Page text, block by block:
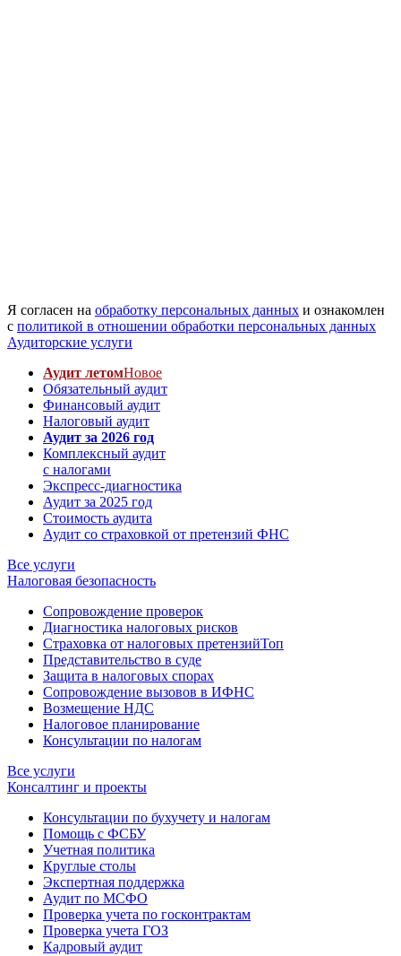
Я согласен на обработку персональных данных и ознакомлен
с политикой в отношении обработки персональных данных
Аудиторские услуги
Аудит летомНовое
Обязательный аудит
Финансовый аудит
Налоговый аудит
Аудит за 2026 год
Комплексный аудит
с налогами
Экспресс-диагностика
Аудит за 2025 год
Стоимость аудита
Аудит со страховкой от претензий ФНС
Все услуги
Налоговая безопасность
Сопровождение проверок
Диагностика налоговых рисков
Страховка от налоговых претензийТоп
Представительство в суде
Защита в налоговых спорах
Сопровождение вызовов в ИФНС
Возмещение НДС
Налоговое планирование
Консультации по налогам
Все услуги
Консалтинг и проекты
Консультации по бухучету и налогам
Помощь с ФСБУ
Учетная политика
Круглые столы
Экспертная поддержка
Аудит по МСФО
Проверка учета по госконтрактам
Проверка учета ГОЗ
Кадровый аудит